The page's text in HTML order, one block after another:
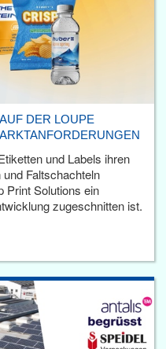
DER LOUPE
und Labels ihren
Faltschachteln
Print Solutions ein
zugeschnitten ist.